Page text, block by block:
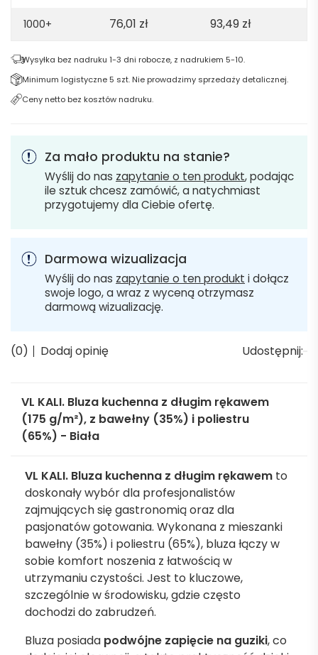
1000+ 76,01 zł 93,49 zł
Wysyłka bez nadruku 1-3 dni robocze, z nadrukiem 5-10.
Minimum logistyczne 5 szt. Nie prowadzimy sprzedaży detalicznej.
Ceny netto bez kosztów nadruku.
Za mało produktu na stanie?
Wyślij do nas zapytanie o ten produkt, podając
ile sztuk chcesz zamówić, a natychmiast
przygotujemy dla Ciebie ofertę.
Darmowa wizualizacja
Wyślij do nas zapytanie o ten produkt i dołącz
swoje logo, a wraz z wyceną otrzymasz
darmową wizualizację.
(0) Dodaj opinię Udostępnij:
VL KALI. Bluza kuchenna z długim rękawem
(175 g/m²), z bawełny (35%) i poliestru
(65%) - Biała
VL KALI. Bluza kuchenna z długim rękawem to
doskonały wybór dla profesjonalistów
zajmujących się gastronomią oraz dla
pasjonatów gotowania. Wykonana z mieszanki
bawełny (35%) i poliestru (65%), bluza łączy w
sobie komfort noszenia z łatwością w
utrzymaniu czystości. Jest to kluczowe,
szczególnie w środowisku, gdzie często
dochodzi do zabrudzeń.
Bluza posiada podwójne zapięcie na guziki, co